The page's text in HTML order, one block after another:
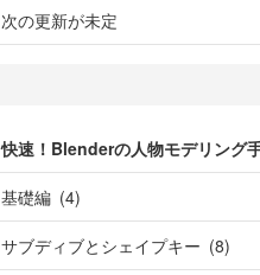
次の更新が未定
快速！Blenderの人物モデリング
基礎編 (4)
サブディブとシェイプキー (8)